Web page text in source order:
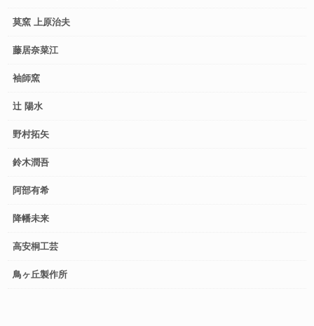
莫窯 上原治夫
藤居奈菜江
袖師窯
辻 陽水
野村拓矢
鈴木潤吾
阿部有希
降幡未来
高安桐工芸
鳥ヶ丘製作所